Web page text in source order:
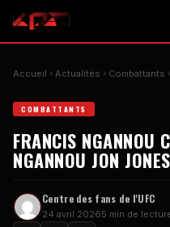
Accueil Actualités Combattants
COMBATTANTS
FRANCIS NGANNOU
NGANNOU JON
Centre des fans de l'UFC
24 avril 20265 min de